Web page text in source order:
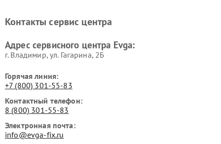
Контакты сервис центра
Адрес сервисного центра Evga:
г. Владимир, ул. Гагарина, 2Б
Горячая линия:
+7 (800) 301-55-83
Контактный телефон:
8 (800) 301-55-83
Электронная почта:
info@evga-fix.ru